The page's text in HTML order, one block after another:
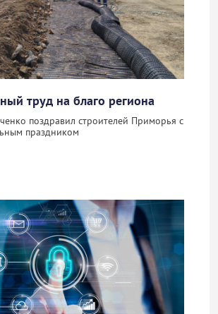
труд на благо региона
поздравил строителей Приморья с
праздником